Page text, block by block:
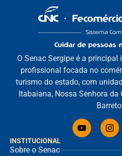
INSTITUCIONAL
Sobre o Senac
O Senac Sergipe é a
profissional focada no
turismo do estado, com
Itabaiana, Nossa Senhora da